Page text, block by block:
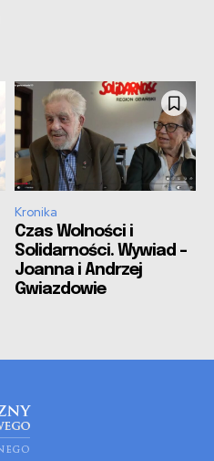
Kronika
Czas Wolności i
Solidarności. Wywiad –
Joanna i Andrzej
Gwiazdowie